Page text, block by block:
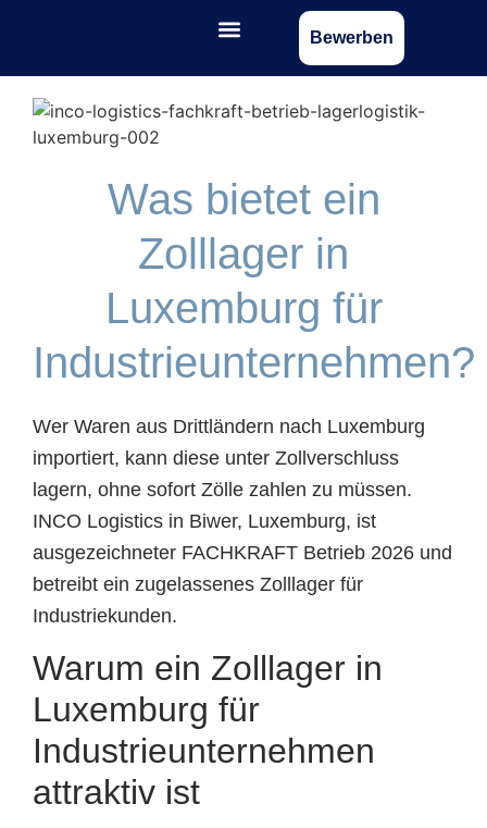
Bewerben
Was bietet ein
Zolllager in
Luxemburg für
Industrieunternehmen?
Wer Waren aus Drittländern nach Luxemburg
importiert, kann diese unter Zollverschluss
lagern, ohne sofort Zölle zahlen zu müssen.
INCO Logistics in Biwer, Luxemburg, ist
ausgezeichneter FACHKRAFT Betrieb 2026 und
betreibt ein zugelassenes Zolllager für
Industriekunden.
Warum ein Zolllager in
Luxemburg für
Industrieunternehmen
attraktiv ist